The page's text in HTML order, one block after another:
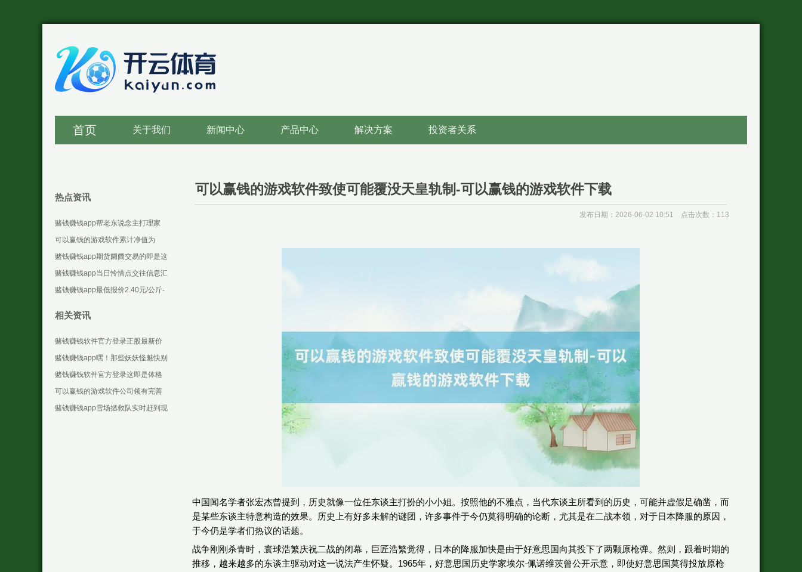
首页 关于我们 新闻中心 产品中心 解决方案 投资者关系
可以赢钱的游戏软件致使可能覆没天皇轨制-可以赢钱的游戏软件下载
发布日期：2026-06-02 10:51 点击次数：113
中国闻名学者张宏杰曾提到，历史就像一位任东谈主打扮的小小姐。按照他的不雅点，当代东谈主所看到的历史，可能并虚假足确凿，而
是某些东谈主特意构造的效果。历史上有好多未解的谜团，许多事件于今仍莫得明确的论断，尤其是在二战本领，对于日本降服的原因，
于今仍是学者们热议的话题。
战争刚刚杀青时，寰球浩繁庆祝二战的闭幕，巨匠浩繁觉得，日本的降服加快是由于好意思国向其投下了两颗原枪弹。然则，跟着时期的
推移，越来越多的东谈主驱动对这一说法产生怀疑。1965年，好意思国历史学家埃尔·佩诺维茨曾公开示意，即使好意思国莫得投放原枪
热点资讯
赌钱赚钱app帮老东说念主打理家
务-可以赢钱的游戏软件下载
可以赢钱的游戏软件累计净值为
1.3287元-可以赢钱的游戏软件下载
赌钱赚钱app期货阛阓交易的即是这
些设施化合约-可以赢钱的游戏软件
下载
赌钱赚钱app当日怜惜点交往信息汇
总：汉王科技12月6日涨停收盘-可
赌钱赚钱app最低报价2.40元/公斤-
相关资讯
赌钱赚钱软件官方登录正股最新价
为9.46元-可以赢钱的游戏软件下载
赌钱赚钱app嘿！那些妖妖怪魅快别
跑啦~如果在白日呀-可以赢钱的游
戏软件下载
赌钱赚钱软件官方登录这即是体格
在喊：“再不处理-可以赢钱的游戏软
件下载
可以赢钱的游戏软件公司领有完善
的组织架构及法度的解决体系-可以
赌钱赚钱app雪场拯救队实时赶到现